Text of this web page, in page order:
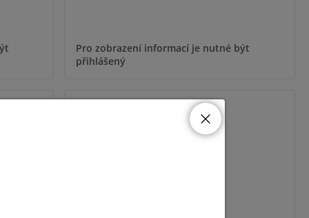
Pro zobrazení informací je nutné být
přihlášený
GTR048A07900